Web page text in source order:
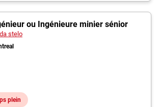
ou Ingénieure minier sénior
stelo
plein